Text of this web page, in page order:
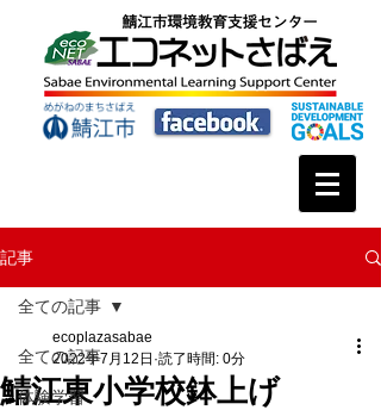
記事
全ての記事
体験学習
全ての記事
鯖江東小学校鉢上げ
ecoplazasabae
2022年7月12日 読了時間: 0分